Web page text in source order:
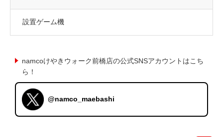
設置ゲーム機
namcoけやきウォーク前橋店の公式SNSアカウントはこち
ら！
@namco_maebashi